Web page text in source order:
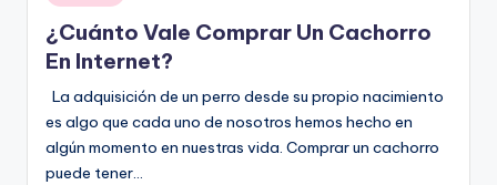
en
¿Cuánto Vale Comprar Un Cachorro
En Internet?
La adquisición de un perro desde su propio nacimiento
es algo que cada uno de nosotros hemos hecho en
algún momento en nuestras vida. Comprar un cachorro
puede tener…